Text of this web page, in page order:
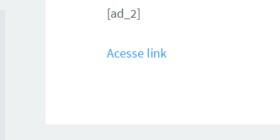
[ad_2]
Acesse link